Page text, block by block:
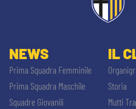
NEWS
Prima Squadra Femminile
Prima Squadra Maschile
Squadre Giovanili
IL
Storia
Mutti
ACCETTA E SALVA